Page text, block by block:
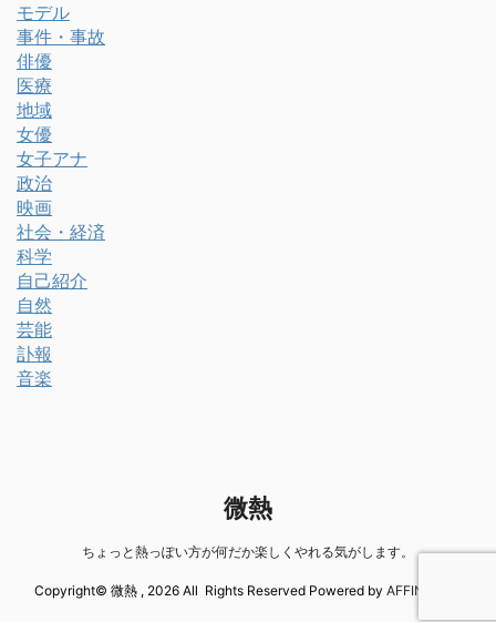
モデル
事件・事故
俳優
医療
地域
女優
女子アナ
政治
映画
社会・経済
科学
自己紹介
自然
芸能
訃報
音楽
微熱
ちょっと熱っぽい方が何だか楽しくやれる気がします。
Copyright© 微熱 , 2026 All Rights Reserved Powered by AFFINGER5